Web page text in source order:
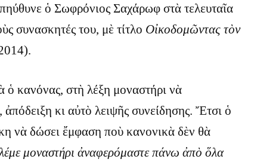
ὁ Σωφρόνιος Σαχάρωφ στὰ τελευταῖα
συνασκητές του, μὲ τίτλο Οἰκοδομῶντας τὸν
ὁ κανόνας, στὴ λέξη μοναστήρι νὰ
κι αὐτὸ λειψῆς συνείδησης. Ἔτσι ὁ
νὰ δώσει ἔμφαση ποὺ κανονικὰ δὲν θὰ
μοναστήρι ἀναφερόμαστε πάνω ἀπὸ ὅλα